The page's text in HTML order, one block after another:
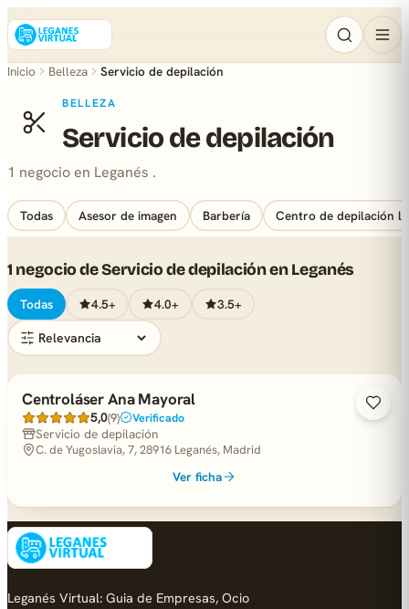
Inicio Belleza Servicio de depilación
BELLEZA
Servicio de depilación
1 negocio en Leganés .
Todas Asesor de imagen Barbería Centro de depilación
1 negocio de Servicio de depilación en Leganés
Todas 4.5+ 4.0+ 3.5+
Centroláser Ana Mayoral
5,0(9) Verificado
Servicio de depilación
C. de Yugoslavia, 7, 28916 Leganés, Madrid
Ver ficha
Leganés Virtual: Guia de Empresas, Ocio